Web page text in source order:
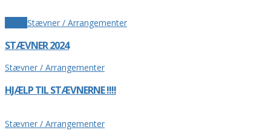
Stævner / Arrangementer
STÆVNER 2024
Stævner / Arrangementer
HJÆLP TIL STÆVNERNE !!!!
Stævner / Arrangementer